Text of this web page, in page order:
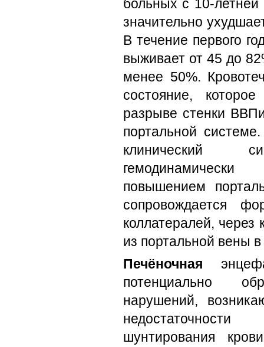
больных с 10-летней
значительно
В течение первого
выживает от 45 до
менее 50%.
состояние,
разрыве стенки
портальной
клинический
гемодинамически
повышением
сопровождается
коллатералей, через
из портальной вены
Печёночная
потенциально
нарушений,
шунтирования